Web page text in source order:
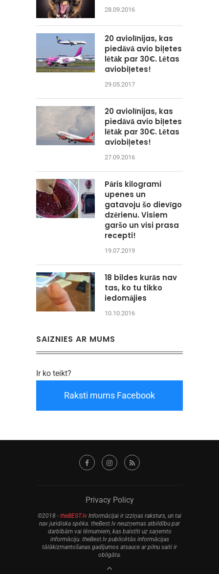
28.09.2016
20 aviolīnijas, kas
piedāvā avio biļetes
lētāk par 30€. Lētas
aviobiļetes!
29.05.2017
20 aviolīnijas, kas
piedāvā avio biļetes
lētāk par 30€. Lētas
aviobiļetes!
27.09.2016
Pāris kilogrami
upenes un
gatavoju šo dievīgo
dzērienu. Visiem
garšo un visi prasa
recepti!
19.07.2019
18 bildes kurās nav
tas, ko tu tikko
iedomājies
10.10.2016
SAIZNIES AR MUMS
Ir ko teikt?
Raksti mums Facebook
Privacy Policy
©2018 - theBEST.lv Informācijai ir izziņas raksturs, un tai
nav juridiska spēka. theBest.lv neuzņemas atbildību par
darbībām vai lēmumiem, kas balstīti uz saņemto
informāciju. theBest.lv publicētās informācijas
tālākizmantošanas gadījumos atsauce ar pilnu saiti ir
obligāta.